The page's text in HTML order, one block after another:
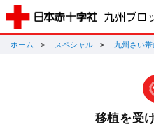
ホーム スペシャル 九州さい帯
移植を受